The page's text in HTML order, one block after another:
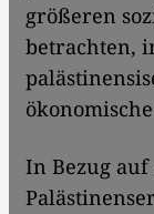
größeren
betrachten,
In Bezug